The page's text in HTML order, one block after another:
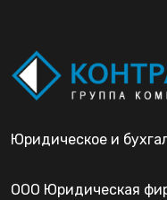
Юридическое и
ООО Юридическая